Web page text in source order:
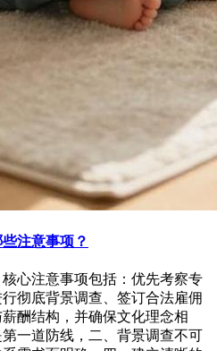
注意事项？
心注意事项包括：优先考察专
彻底背景调查、签订合法雇佣
酬结构，并确保文化理念相
一道防线，二、背景调查不可